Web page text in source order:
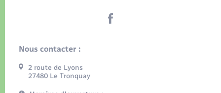
Nous contacter :
2 route de Lyons
27480 Le Tronquay